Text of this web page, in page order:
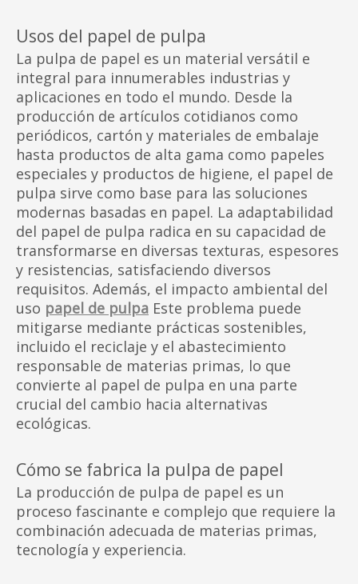
Usos del papel de pulpa
La pulpa de papel es un material versátil e
integral para innumerables industrias y
aplicaciones en todo el mundo. Desde la
producción de artículos cotidianos como
periódicos, cartón y materiales de embalaje
hasta productos de alta gama como papeles
especiales y productos de higiene, el papel de
pulpa sirve como base para las soluciones
modernas basadas en papel. La adaptabilidad
del papel de pulpa radica en su capacidad de
transformarse en diversas texturas, espesores
y resistencias, satisfaciendo diversos
requisitos. Además, el impacto ambiental del
uso papel de pulpa Este problema puede
mitigarse mediante prácticas sostenibles,
incluido el reciclaje y el abastecimiento
responsable de materias primas, lo que
convierte al papel de pulpa en una parte
crucial del cambio hacia alternativas
ecológicas.
Cómo se fabrica la pulpa de papel
La producción de pulpa de papel es un
proceso fascinante e complejo que requiere la
combinación adecuada de materias primas,
tecnología y experiencia.